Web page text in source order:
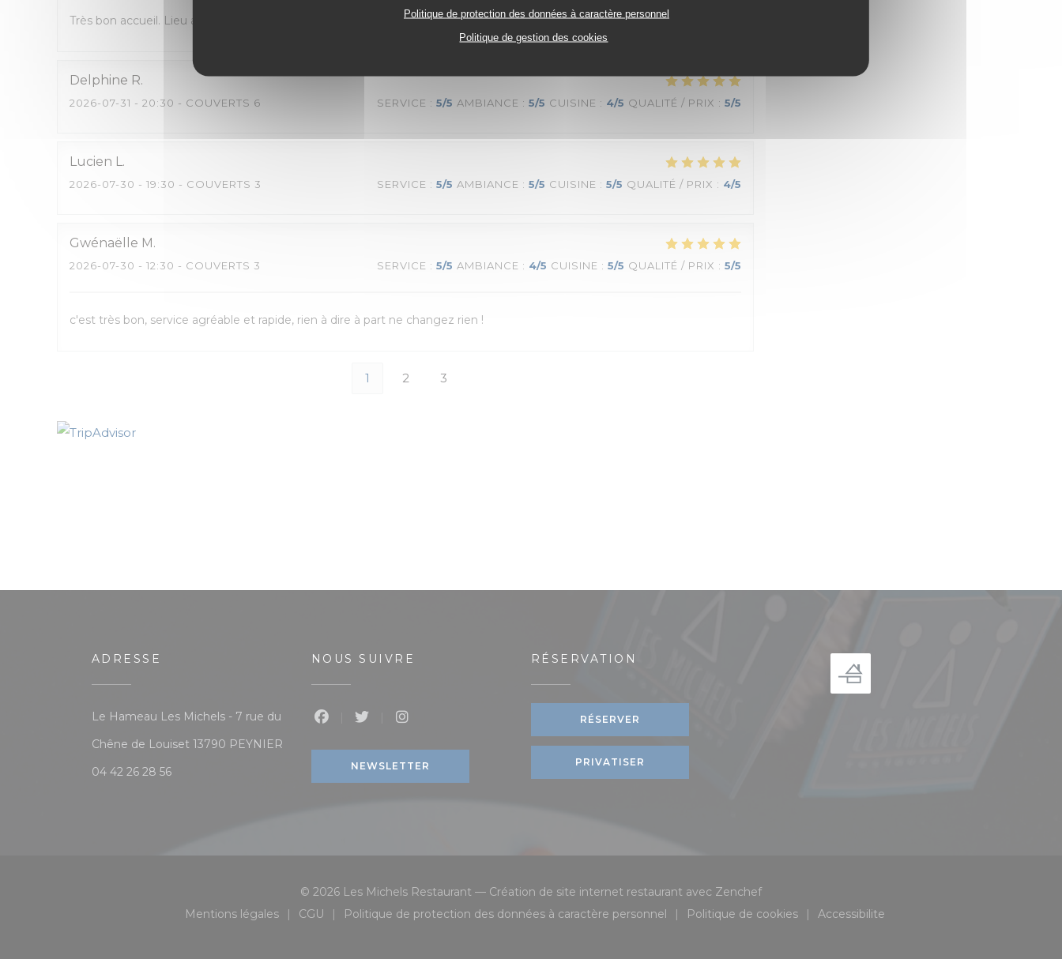
Politique de protection des données à caractère personnel
Politique de gestion des cookies
Très bon accueil. Lieu agréable et aéré. Cuisine de qualité. Nous reviendrons avec plaisir.
Delphine R
2026-07-31 - 20:30 - COUVERTS 6 SERVICE : 5/5 AMBIANCE : 5/5 CUISINE : 4/5 QUALITÉ / PRIX : 5/5
Lucien L
2026-07-30 - 19:30 - COUVERTS 3 SERVICE : 5/5 AMBIANCE : 5/5 CUISINE : 5/5 QUALITÉ / PRIX : 4/5
Gwénaëlle M
2026-07-30 - 12:30 - COUVERTS 3 SERVICE : 5/5 AMBIANCE : 4/5 CUISINE : 5/5 QUALITÉ / PRIX : 5/5
c'est très bon, service agréable et rapide, rien à dire à part ne changez rien !
1 2 3
ADRESSE
Le Hameau Les Michels - 7 rue du
Chêne de Louiset 13790 PEYNIER((ouvre une nouvelle fenêtre))
04 42 26 28 56
NOUS SUIVRE
NEWSLETTER
RÉSERVATION
RÉSERVER
PRIVATISER
© 2026 Les Michels Restaurant — Création de site internet restaurant avec Zenchef((ouvre une nouvelle fenêtre))
Mentions légales
((ouvre une nouvelle fenêtre))
CGU
((ouvre une nouvelle fenêtre))
Politique de protection des données à caractère personnel
((ouvre une nouvelle fenêtre))
Politique de cookies
((ouvre une nouvelle fenêtre))
Accessibilite